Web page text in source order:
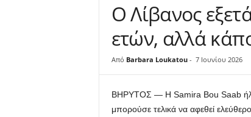
Ο Λίβανος
ετών, αλλά
Από Barbara Loukatou - 7 Ιουνίου 2026
ΒΗΡΥΤΟΣ — Η Samira Bou Saab
μπορούσε τελικά να αφεθεί